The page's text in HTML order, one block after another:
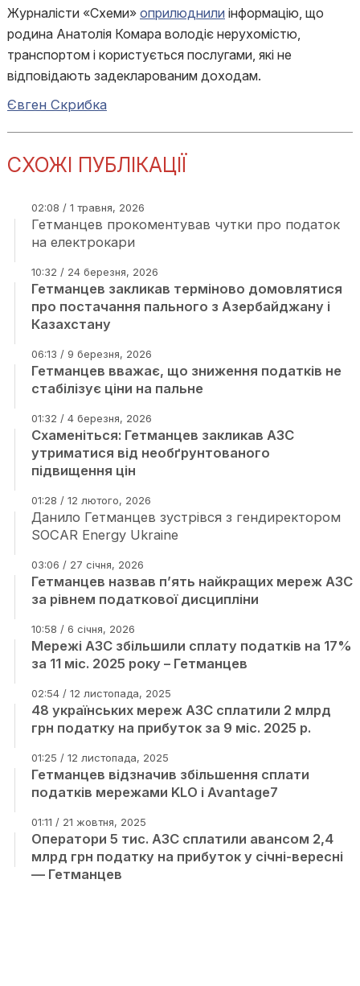
Журналісти «Схеми» оприлюднили інформацію, що
родина Анатолія Комара володіє нерухомістю,
транспортом і користується послугами, які не
відповідають задекларованим доходам.
Євген Скрибка
СХОЖІ ПУБЛІКАЦІЇ
02:08 / 1 травня, 2026
Гетманцев прокоментував чутки про податок
на електрокари
10:32 / 24 березня, 2026
Гетманцев закликав терміново домовлятися
про постачання пального з Азербайджану і
Казахстану
06:13 / 9 березня, 2026
Гетманцев вважає, що зниження податків не
стабілізує ціни на пальне
01:32 / 4 березня, 2026
Схаменіться: Гетманцев закликав АЗС
утриматися від необґрунтованого
підвищення цін
01:28 / 12 лютого, 2026
Данило Гетманцев зустрівся з гендиректором
SOCAR Energy Ukraine
03:06 / 27 січня, 2026
Гетманцев назвав п’ять найкращих мереж АЗС
за рівнем податкової дисципліни
10:58 / 6 січня, 2026
Мережі АЗС збільшили сплату податків на 17%
за 11 міс. 2025 року – Гетманцев
02:54 / 12 листопада, 2025
48 українських мереж АЗС сплатили 2 млрд
грн податку на прибуток за 9 міс. 2025 р.
01:25 / 12 листопада, 2025
Гетманцев відзначив збільшення сплати
податків мережами KLO і Avantage7
01:11 / 21 жовтня, 2025
Оператори 5 тис. АЗС сплатили авансом 2,4
млрд грн податку на прибуток у січні-вересні
— Гетманцев